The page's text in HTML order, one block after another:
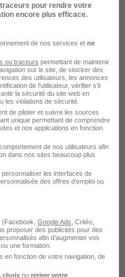
- Stage de 3
il y a 21 jours
Alternance
pour rendre votre
encore plus efficace.
de nos services et ne
ou traceurs permettant de maintenir
sur le site, de stocker des
des utilisateurs, les annonces
de l'utilisateur, vérifier s'il
la sécurité du site web en
les violations de sécurité.
de piloter et suivre les sources
unique permettant de comprendre
et nos applications en fonction
de nos utilisateurs afin
dans nos sites beaucoup plus
les interfaces de
des offres d'emploi ou
(Facebook, Google Ads , Critéo,
proposer des publicités pour des
afin d’augmenter vos
une formation.
en fonction de votre navigation, de
choix ou retirer votre